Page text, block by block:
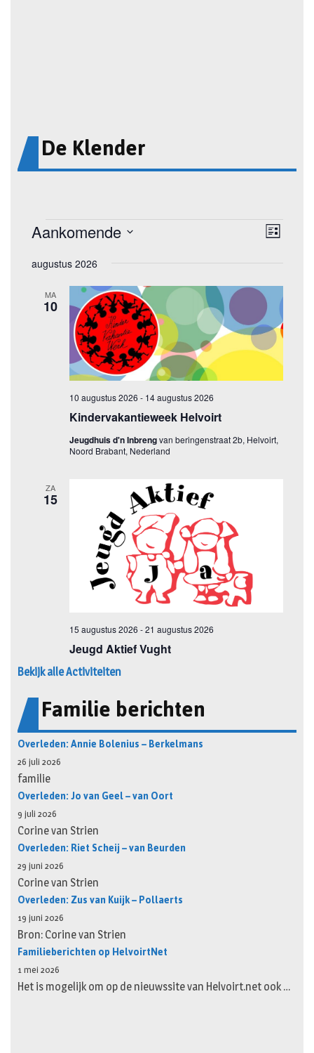
De Klender
Bekijk alle Activiteiten
Familie berichten
Overleden: Annie Bolenius – Berkelmans
26 juli 2026
familie
Overleden: Jo van Geel – van Oort
9 juli 2026
Corine van Strien
Overleden: Riet Scheij – van Beurden
29 juni 2026
Corine van Strien
Overleden: Zus van Kuijk – Pollaerts
19 juni 2026
Bron: Corine van Strien
Familieberichten op HelvoirtNet
1 mei 2026
Het is mogelijk om op de nieuwssite van Helvoirt.net ook …